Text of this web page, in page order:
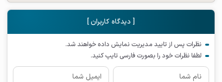
[ دیدگاه کاربران ]
نظرات پس از تایید مدیریت نمایش داده خواهند شد.
لطفا نظرات خود را بصورت فارسی تایپ کنید.